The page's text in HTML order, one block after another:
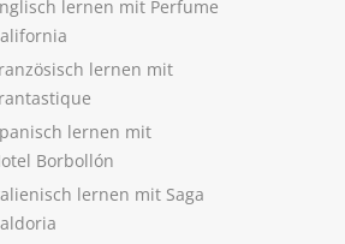
lernen mit Perfume
lernen mit
lernen mit
Borbollón
lernen mit Saga